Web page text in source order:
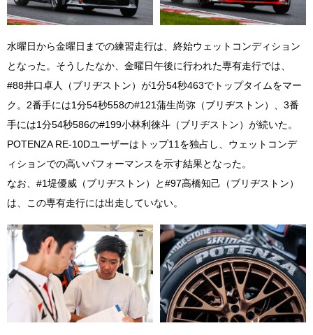
水曜日から金曜日までの練習走行は、終始ウェットコンディション
となった。そうしたなか、金曜日午後に行われた専有走行では、
#88井口卓人（ブリヂストン）が1分54秒463でトップタイムをマー
ク。2番手には1分54秒558の#121蒲生尚弥（ブリヂストン）、3番
手には1分54秒586の#199小林利徠斗（ブリヂストン）が続いた。
POTENZA RE-10Dユーザーはトップ11を独占し、ウェットコンデ
ィションでの高いパフォーマンスを示す結果となった。
なお、#1堤優威（ブリヂストン）と#97高橋知己（ブリヂストン）
は、この専有走行には出走していない。